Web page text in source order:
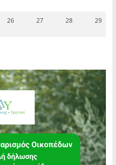
26 27 28 29